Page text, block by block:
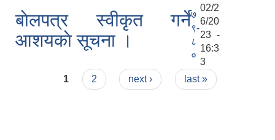
बाेलपत्र स्वीकृत गर्ने
आशयकाे सूचना ।
७
९-
८
०
02/2
6/20
23 -
16:3
3
Pages
1 2 next › last »